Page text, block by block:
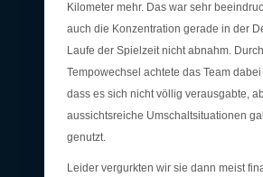
Kilometer mehr. Das war sehr
auch die Konzentration gerade in der
Laufe der Spielzeit nicht abnahm.
Tempowechsel achtete das Team
dass es sich nicht völlig verausgabte,
aussichtsreiche Umschaltsituationen
genutzt.
Leider vergurkten wir sie dann meist